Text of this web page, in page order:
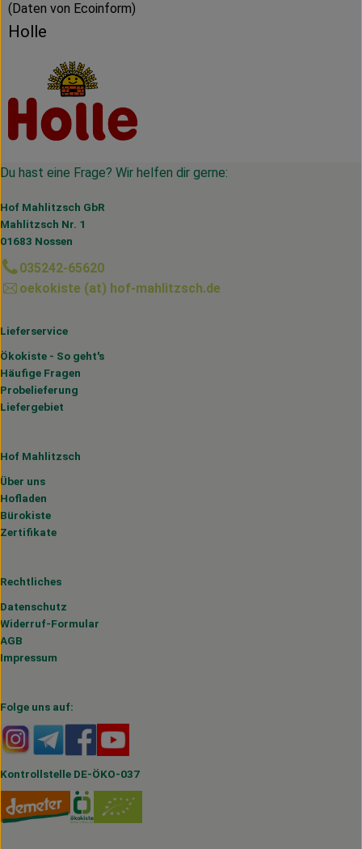
(Daten von Ecoinform)
Holle
Du hast eine Frage? Wir helfen dir gerne:
Hof Mahlitzsch GbR
Mahlitzsch Nr. 1
01683 Nossen
035242-65620
oekokiste (at) hof-mahlitzsch.de
Lieferservice
Ökokiste - So geht's
Häufige Fragen
Probelieferung
Liefergebiet
Hof Mahlitzsch
Über uns
Hofladen
Bürokiste
Zertifikate
Rechtliches
Datenschutz
Widerruf-Formular
AGB
Impressum
Folge uns auf:
Externer Link zu https://www.instagram.com/
Externer Link zu https://t.me/s/hofmahlitzsch
Externer Link zu https://www.facebook.com/
Kontrollstelle DE-ÖKO-037